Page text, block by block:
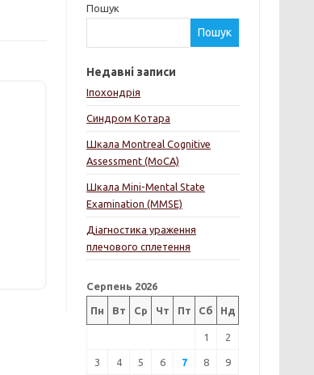
Пошук
Пошук
Недавні записи
Іпохондрія
Синдром Котара
Шкала Montreal Cognitive
Assessment (MoCA)
Шкала Mini-Mental State
Examination (MMSE)
Діагностика ураження
плечового сплетення
Серпень 2026
Пн Вт Ср Чт Пт Сб Нд
1 2
3 4 5 6 7 8 9